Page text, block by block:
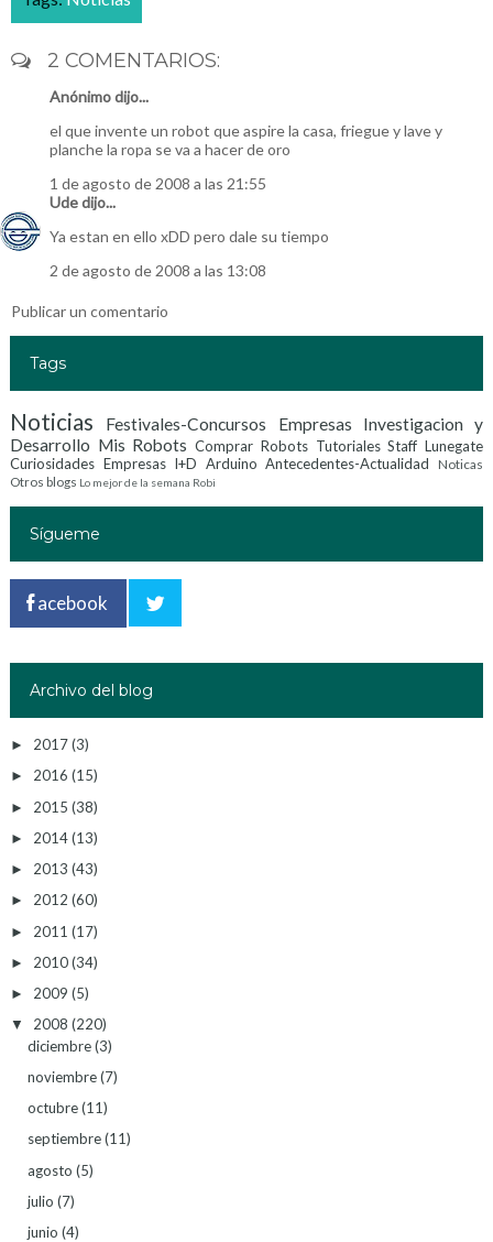
2 COMENTARIOS:
Anónimo dijo...
el que invente un robot que aspire la casa, friegue y lave y
planche la ropa se va a hacer de oro
1 de agosto de 2008 a las 21:55
Udedijo...
Ya estan en ello xDD pero dale su tiempo
2 de agosto de 2008 a las 13:08
Publicar un comentario
Tags
Noticias Festivales-Concursos
Empresas Investigacion y
Desarrollo Mis Robots Comprar Robots Tutoriales Staff Lunegate
Curiosidades Empresas I+D Arduino Antecedentes-Actualidad
Noticas
Otros blogs Lo mejor de la semana Robi
Sígueme
acebook
Archivo del blog
► 2017(3)
► 2016 (15)
► 2015 (38)
► 2014(13)
► 2013 (43)
► 2012 (60)
► 2011 (17)
► 2010(34)
► 2009 (5)
▼ 2008 (220)
diciembre(3)
noviembre(7)
octubre(11)
septiembre(11)
agosto (5)
julio (7)
junio (4)